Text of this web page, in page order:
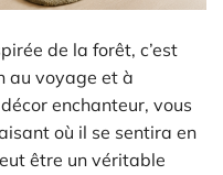
de la forêt, c’est
au voyage et à
enchanteur, vous
où il se sentira en
être un véritable